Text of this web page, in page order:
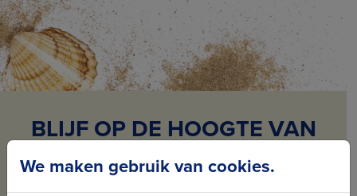
BLIJF OP DE HOOGTE VAN
ONS NIEUWS
We maken gebruik van cookies.